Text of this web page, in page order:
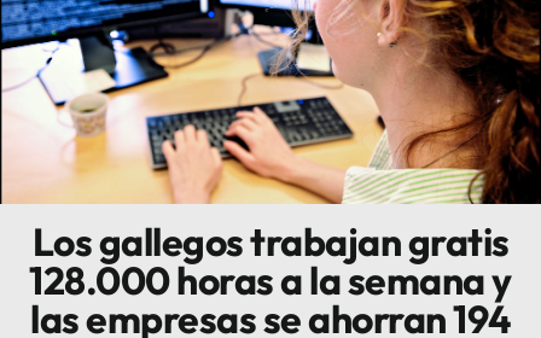
Gastronomía
Escenarios
Sostenibilidad
Innova
Los gallegos trabajan gratis
128.000 horas a la semana y
las empresas se ahorran 194